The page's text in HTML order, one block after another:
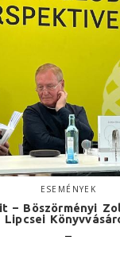
ESEMÉNYEK
– Böszörményi
Lipcsei